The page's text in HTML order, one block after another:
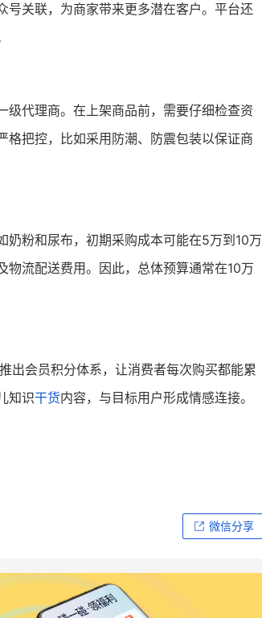
号关联，为商家带来更多潜在客户。平台还
级代理商。在上架商品前，需要仔细检查资
格把控，比如采用防潮、防震包装以保证商
奶粉和尿布，初期采购成本可能在5万到10万
流配送费用。因此，总体预算通常在10万
出会员积分体系，让消费者每次购买都能累
知识干货内容，与目标用户形成情感连接。
微信分享